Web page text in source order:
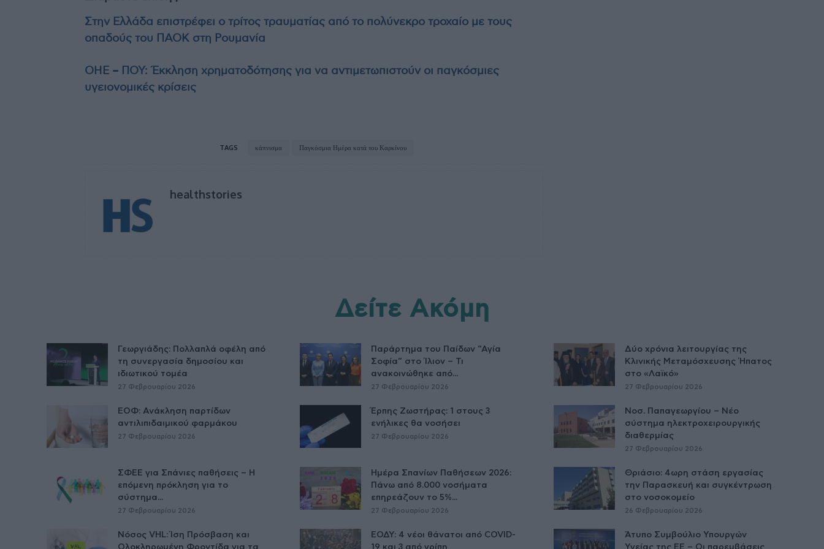
Στην Ελλάδα επιστρέφει ο τρίτος τραυματίας από το πολύνεκρο τροχαίο με τους
οπαδούς του ΠΑΟΚ στη Ρουμανία
ΟΗΕ – ΠΟΥ: Έκκληση χρηματοδότησης για να αντιμετωπιστούν οι παγκόσμιες
υγειονομικές κρίσεις
TAGS κάπνισμα Παγκόσμια Ημέρα κατά του Καρκίνου
healthstories
Δείτε Ακόμη
Γεωργιάδης: Πολλαπλά οφέλη από
τη συνεργασία δημοσίου και
ιδιωτικού τομέα
27 Φεβρουαρίου 2026
Παράρτημα του Παίδων “Αγία
Σοφία” στο Ίλιον – Τι
ανακοινώθηκε από...
27 Φεβρουαρίου 2026
Δύο χρόνια λειτουργίας της
Κλινικής Μεταμόσχευσης Ήπατος
στο «Λαϊκό»
27 Φεβρουαρίου 2026
ΕΟΦ: Ανάκληση παρτίδων
αντιλιπιδαιμικού φαρμάκου
27 Φεβρουαρίου 2026
Έρπης Ζωστήρας: 1 στους 3
ενήλικες θα νοσήσει
27 Φεβρουαρίου 2026
Νοσ. Παπαγεωργίου – Νέο
σύστημα ηλεκτροχειρουργικής
διαθερμίας
27 Φεβρουαρίου 2026
ΣΦΕΕ για Σπάνιες παθήσεις – Η
επόμενη πρόκληση για το
σύστημα...
27 Φεβρουαρίου 2026
Ημέρα Σπανίων Παθήσεων 2026:
Πάνω από 8.000 νοσήματα
επηρεάζουν το 5%...
27 Φεβρουαρίου 2026
Θριάσιο: 4ωρη στάση εργασίας
την Παρασκευή και συγκέντρωση
στο νοσοκομείο
26 Φεβρουαρίου 2026
Νόσος VHL: Ίση Πρόσβαση και
ΕΟΔΥ: 4 νέοι θάνατοι από COVID-
Άτυπο Συμβούλιο Υπουργών